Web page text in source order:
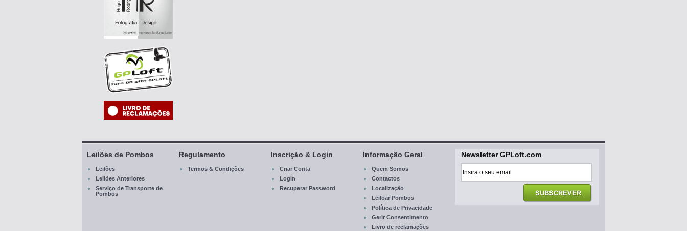
Leilões de Pombos
Leilões
Leilões Anteriores
Serviço de Transporte de
Pombos
Regulamento
Termos & Condições
Inscrição & Login
Criar Conta
Login
Recuperar Password
Informação Geral
Quem Somos
Contactos
Localização
Leiloar Pombos
Política de Privacidade
Gerir Consentimento
Livro de reclamações
Newsletter GPLoft.com